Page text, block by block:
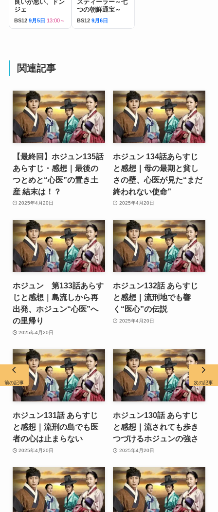
良いが悪い、ドン
ジェ
BS12 9月5日 13:00～
スティーラー～七
つの朝鮮通宝～
BS12 9月6日
関連記事
【最終回】ホジュン135話
あらすじ・感想｜最後の
つとめと“心医”の置き土
産 結末は！？
2025年4月20日
ホジュン 134話あらすじ
と感想｜母の最期と貧し
さの壁、心医が見た“まだ
終われない使命”
2025年4月20日
ホジュン 第133話あらす
じと感想｜島流しから再
出発、ホジュン“心医”へ
の里帰り
2025年4月20日
ホジュン132話 あらすじ
と感想｜流刑地でも響
く“医心”の伝説
2025年4月20日
ホジュン131話 あらすじ
と感想｜流刑の島でも医
者の心は止まらない
2025年4月20日
ホジュン130話 あらすじ
と感想｜流されても歩き
つづけるホジュンの強さ
2025年4月20日
前の記事 次の記事